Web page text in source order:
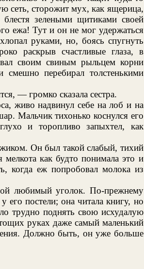
сеть, сторожит мух, как ящерица,
зелеными щитиками своей
ежа! Тут и он не мог удержаться
руками, но, боясь спугнуть
раскрыв счастливые глаза, в
своим свиным рыльцем корни
перебирал толстенькими
— громко сказала сестра.
живо надвинул себе на лоб и на
Мальчик тихонько коснулся его
и торопливо запыхтел, как
Он был такой слабый, тихий
мелкота как будто понимала это и
когда еж попробовал молока из
любимый уголок. По-прежнему
его постели; она читала книгу, но
трудно поднять свою исхудалую
руках даже самый маленький
Должно быть, он уже больше